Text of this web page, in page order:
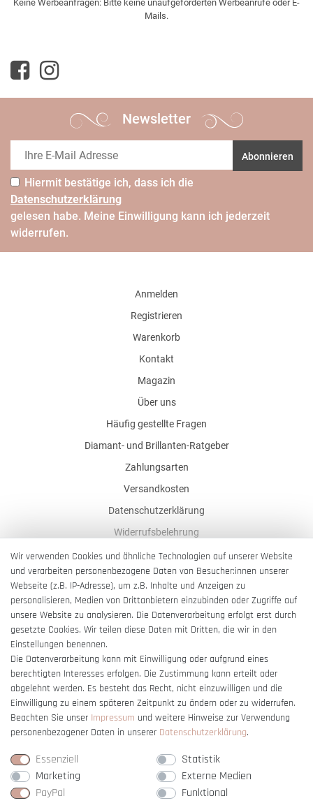
Keine Werbeanfragen: Bitte keine unaufgeforderten Werbeanrufe oder E-
Mails.
Newsletter
Abonnieren
Hiermit bestätige ich, dass ich die
Daten­schutz­erklärung
gelesen habe. Meine Einwilligung kann ich jederzeit
widerrufen.
Anmelden
Registrieren
Warenkorb
Kontakt
Magazin
Über uns
Häufig gestellte Fragen
Diamant- und Brillanten-Ratgeber
Zahlungsarten
Versandkosten
Datenschutzerklärung
Widerrufsbelehrung
AGB
Impressum
Barrierefreiheitserklärung
Vertrag widerrufen
Wir verwenden Cookies und ähnliche Technologien auf unserer Website
und verarbeiten personenbezogene Daten von Besucher:innen unserer
Webseite (z.B. IP-Adresse), um z.B. Inhalte und Anzeigen zu
personalisieren, Medien von Drittanbietern einzubinden oder Zugriffe auf
unsere Website zu analysieren. Die Datenverarbeitung erfolgt erst durch
gesetzte Cookies. Wir teilen diese Daten mit Dritten, die wir in den
Einstellungen benennen.
Die Datenverarbeitung kann mit Einwilligung oder aufgrund eines
berechtigten Interesses erfolgen. Die Zustimmung kann erteilt oder
abgelehnt werden. Es besteht das Recht, nicht einzuwilligen und die
Einwilligung zu einem späteren Zeitpunkt zu ändern oder zu widerrufen.
Beachten Sie unser Impressum und weitere Hinweise zur Verwendung
personenbezogener Daten in unserer Daten­schutz­erklärung.
Essenziell
Statistik
Marketing
Externe Medien
PayPal
Funktional